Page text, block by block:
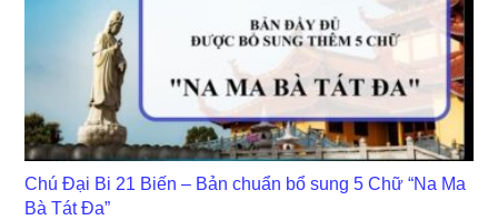
Chú Đại Bi 21 Biến – Bản chuẩn bổ sung 5 Chữ “Na Ma
Bà Tát Đa”